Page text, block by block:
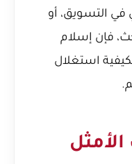
في التسويق، أو
فإن إسلام
استغلال